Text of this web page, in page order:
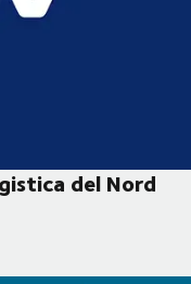
del Nord
Italia